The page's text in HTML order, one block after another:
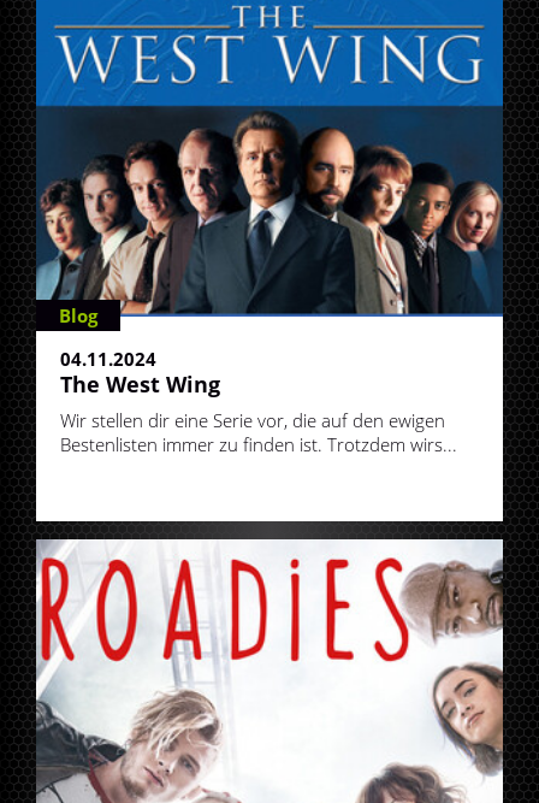
Blog
04.11.2024
The West Wing
Wir stellen dir eine Serie vor, die auf den ewigen
Bestenlisten immer zu finden ist. Trotzdem wirs...